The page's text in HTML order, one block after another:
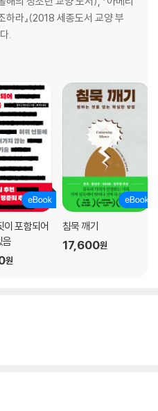
조하라』(2018 세종도서 교양 부
.
이 포함되어
음
원
침묵 깨기
17,600원